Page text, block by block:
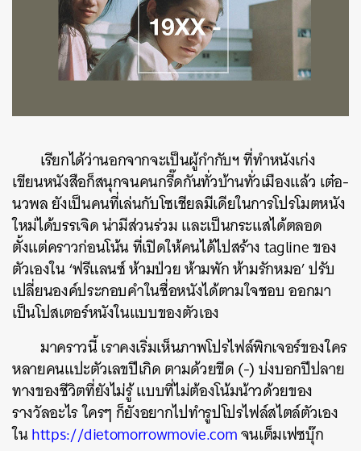
เรียกได้ว่านอกจากจะเป็นผู้กำกับฯ ที่ทำหนังเก่ง
เขียนหนังสือก็สนุกจนคนกรี๊ดกันทั่วบ้านทั่วเมืองแล้ว เต๋อ-
นวพล ยังเป็นคนที่เล่นกับโซเชียลมีเดียในการโปรโมตหนัง
ใหม่ได้บรรเจิด น่ามีส่วนร่วม และเป็นกระแสได้ตลอด
ตั้งแต่คราวก่อนโน้น ที่เปิดให้คนได้ไปสร้าง tagline ของ
ตัวเองใน ‘ฟรีแลนซ์ ห้ามป่วย ห้ามพัก ห้ามรักหมอ’ ปรับ
เปลี่ยนองค์ประกอบคำในชื่อหนังได้ตามใจชอบ ออกมา
เป็นโปสเตอร์หนังในแบบของตัวเอง
มาคราวนี้ เราคงเริ่มเห็นภาพโปรไฟล์พิกเจอร์ของใคร
หลายคนแปะตัวเลขปีเกิด ตามด้วยขีด (-) บ่งบอกปีปลาย
ทางของชีวิตที่ยังไม่รู้ แบบที่ไม่ต้องโน้มน้าวด้วยของ
รางวัลอะไร ใครๆ ก็ยังอยากไปทำรูปโปรไฟล์สไตล์ตัวเอง
ในhttps://dietomorrowmovie.comจนเต็มเฟซบุ๊ก